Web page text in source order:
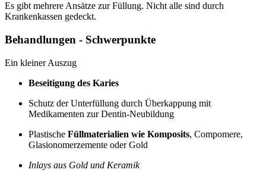
Es gibt mehrere Ansätze zur Füllung. Nicht alle sind durch
Krankenkassen gedeckt.
Behandlungen - Schwerpunkte
Ein kleiner Auszug
Beseitigung des Karies
Schutz der Unterfüllung durch Überkappung mit
Medikamenten zur Dentin-Neubildung
Plastische Füllmaterialien wie Komposits, Compomere,
Glasionomerzemente oder Gold
Inlays aus Gold und Keramik